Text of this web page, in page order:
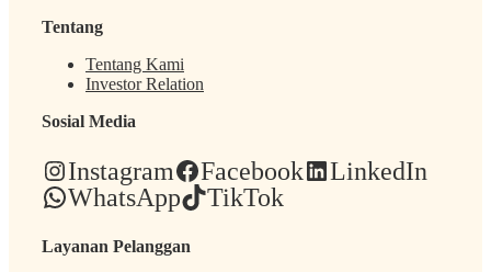
Tentang
Tentang Kami
Investor Relation
Sosial Media
Instagram Facebook
LinkedIn
WhatsApp
TikTok
Layanan Pelanggan